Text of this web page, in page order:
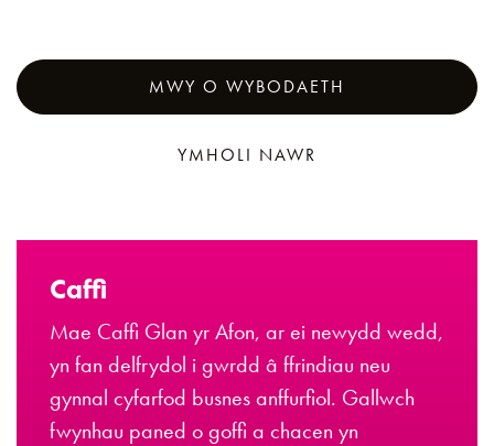
MWY O WYBODAETH
YMHOLI NAWR
Caffi
Mae Caffi Glan yr Afon, ar ei newydd wedd,
yn fan delfrydol i gwrdd â ffrindiau neu
gynnal cyfarfod busnes anffurfiol. Gallwch
fwynhau paned o goffi a chacen yn